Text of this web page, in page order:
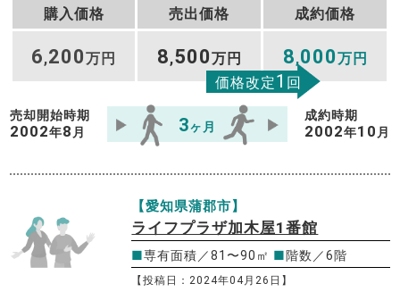
購入価格 売出価格 成約価格
6,200万円 8,500万円 8,000万円
価格改定1 回
売却開始時期
2002年8 月 3ヶ月
成約時期
2002年10 月
【愛知県蒲郡市】
ライフプラザ加木屋1番館
■専有面積／81〜90㎡ ■階数／6階
【投稿日：2024年04月26日】